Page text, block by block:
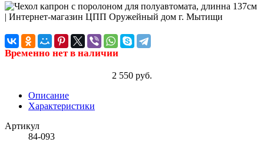
Временно нет в наличии
2 550 руб.
Описание
Характеристики
Артикул
84-093